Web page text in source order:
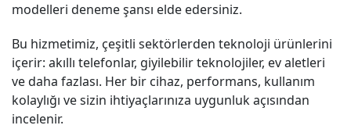
modelleri deneme şansı elde edersiniz.
Bu hizmetimiz, çeşitli sektörlerden teknoloji ürünlerini
içerir: akıllı telefonlar, giyilebilir teknolojiler, ev aletleri
ve daha fazlası. Her bir cihaz, performans, kullanım
kolaylığı ve sizin ihtiyaçlarınıza uygunluk açısından
incelenir.